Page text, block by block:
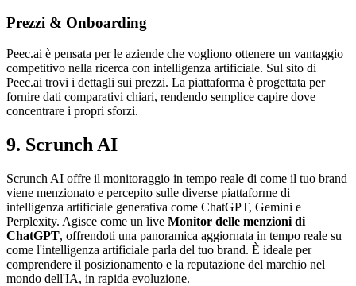
Prezzi & Onboarding
Peec.ai è pensata per le aziende che vogliono ottenere un vantaggio
competitivo nella ricerca con intelligenza artificiale. Sul sito di
Peec.ai trovi i dettagli sui prezzi. La piattaforma è progettata per
fornire dati comparativi chiari, rendendo semplice capire dove
concentrare i propri sforzi.
9. Scrunch AI
Scrunch AI offre il monitoraggio in tempo reale di come il tuo brand
viene menzionato e percepito sulle diverse piattaforme di
intelligenza artificiale generativa come ChatGPT, Gemini e
Perplexity. Agisce come un live Monitor delle menzioni di
ChatGPT, offrendoti una panoramica aggiornata in tempo reale su
come l'intelligenza artificiale parla del tuo brand. È ideale per
comprendere il posizionamento e la reputazione del marchio nel
mondo dell'IA, in rapida evoluzione.